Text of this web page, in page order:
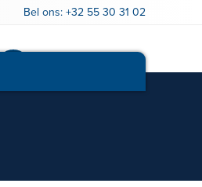
Bel ons: +32 55 30 31 02
Vrijblijvend infogesprek